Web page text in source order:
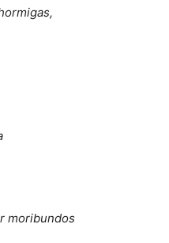
moribundos